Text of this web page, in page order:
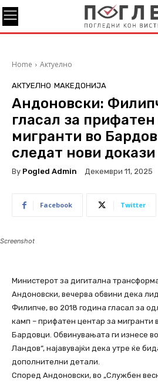
Home Актуелно
АКТУЕЛНО МАКЕДОНИЈА
Андоновски:
гласал за
мигранти во
следат нови докази
By Pogled Admin Декември 11, 2025
Facebook Twitter
Screenshot
Министерот за дигитална
Андоновски, вечерва обвини дека
Филипче, во 2018 година гласал за
камп – прифатен центар за мигранти
Бардовци. Обвинувањата ги изнесе
Ландов“, најавувајќи дека утре ќе
дополнителни детали.
Според Андоновски, во „Службен